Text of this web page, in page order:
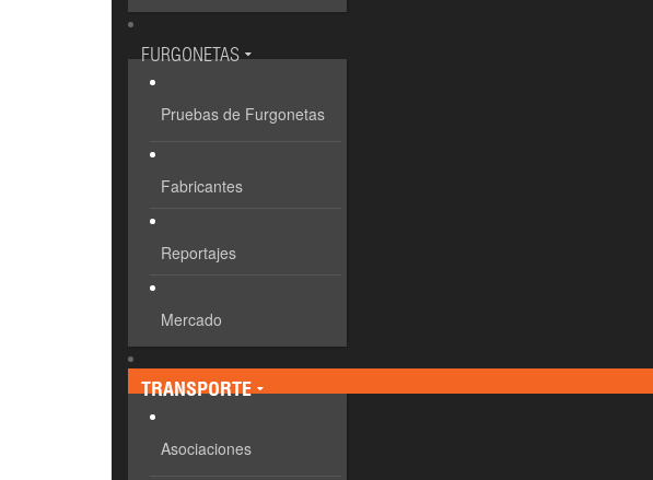
FURGONETAS
Pruebas de Furgonetas
Fabricantes
Reportajes
Mercado
TRANSPORTE
Asociaciones